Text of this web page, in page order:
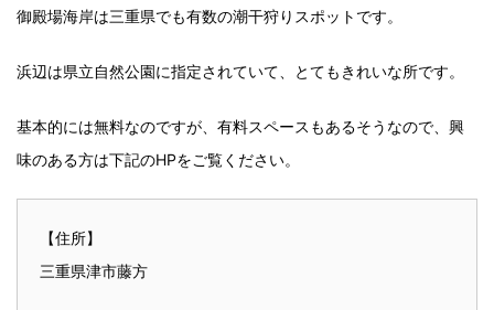
御殿場海岸は三重県でも有数の潮干狩りスポットです。
浜辺は県立自然公園に指定されていて、とてもきれいな所です。
基本的には無料なのですが、有料スペースもあるそうなので、興
味のある方は下記のHPをご覧ください。
【住所】
三重県津市藤方